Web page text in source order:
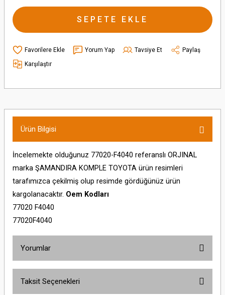
SEPETE EKLE
Yorum Yap Tavsiye Et
Paylaş
Karşılaştır
Ürün Bilgisi
İncelemekte olduğunuz 77020-F4040 referanslı ORJINAL
marka ŞAMANDIRA KOMPLE TOYOTA ürün resimleri
tarafımızca çekilmiş olup resimde gördüğünüz ürün
kargolanacaktır. Oem Kodları
77020 F4040
77020F4040
Yorumlar
Taksit Seçenekleri